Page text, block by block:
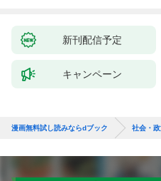
新刊配信予定
キャンペーン
漫画無料試し読みならdブック 社会・